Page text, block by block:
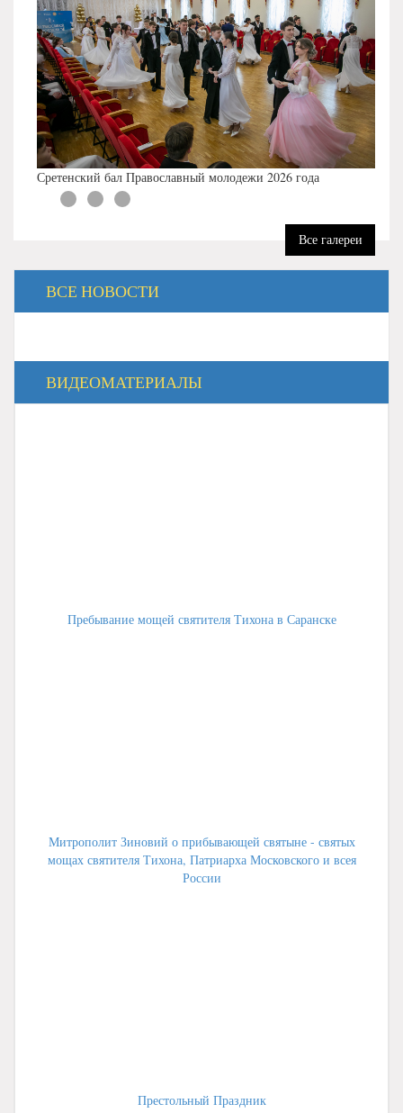
Сретенский бал Православный молодежи 2026 года
Все галереи
ВСЕ НОВОСТИ
ВИДЕОМАТЕРИАЛЫ
Пребывание мощей святителя Тихона в Саранске
Митрополит Зиновий о прибывающей святыне - святых
мощах святителя Тихона, Патриарха Московского и всея
России
Престольный Праздник